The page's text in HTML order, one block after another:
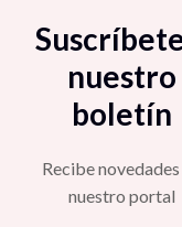
teórico-
investigación
Mesa «Paridad
Segundo ciclo
Regional de
Ante el
4:30 pm
sociología» 5:00
nuestro
boletín
Recibe
nuestro portal